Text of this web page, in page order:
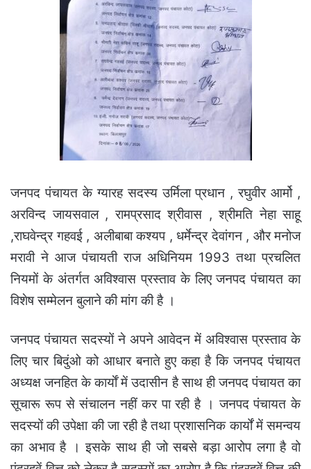
जनपद पंचायत के ग्यारह सदस्य उर्मिला प्रधान , रघुवीर आर्मो ,
अरविन्द जायसवाल , रामप्रसाद श्रीवास , श्रीमति नेहा साहू
,राघवेन्द्र गहवई , अलीबाबा कश्यप , धर्मेन्द्र देवांगन , और मनोज
मरावी ने आज पंचायती राज अधिनियम 1993 तथा प्रचलित
नियमों के अंतर्गत अविश्वास प्रस्ताव के लिए जनपद पंचायत का
विशेष सम्मेलन बुलाने की मांग की है ।
जनपद पंचायत सदस्यों ने अपने आवेदन में अविश्वास प्रस्ताव के
लिए चार बिदुंओ को आधार बनाते हुए कहा है कि जनपद पंचायत
अध्यक्ष जनहित के कार्याें में उदासीन है साथ ही जनपद पंचायत का
सूचारू रूप से संचालन नहीं कर पा रही है । जनपद पंचायत के
सदस्यों की उपेक्षा की जा रही है तथा प्रशासनिक कार्यों में समन्वय
का अभाव है । इसके साथ ही जो सबसे बड़ा आरोप लगा है वो